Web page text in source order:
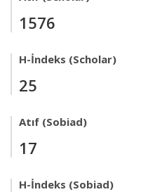
1576
H-İndeks (Scholar)
25
Atıf (Sobiad)
17
H-İndeks (Sobiad)